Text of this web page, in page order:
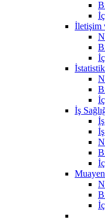
İletişim
İş